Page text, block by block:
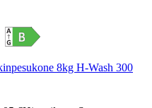
8kg H-Wash 300